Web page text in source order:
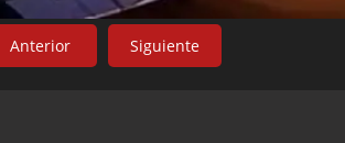
Anterior Siguiente